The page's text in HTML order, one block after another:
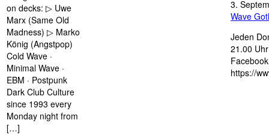
on decks: ▷ Uwe
Marx (Same Old
Madness) ▷ Marko
König (Angstpop)
Cold Wave ·
Minimal Wave ·
EBM · Postpunk
Dark Club Culture
since 1993 every
Monday night from
[…]
3.
Wave
Jeden
21.00
https://